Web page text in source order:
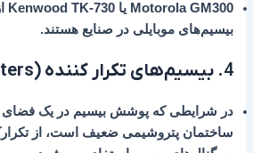
Motorola GM300 یاKenwood TK-730
بیسیم‌های موبایلی در صنایع هستند.
4. بیسیم‌های تکرار کننده (Repeaters)
در شرایطی که پوشش بیسیم در یک فضای
ساختمان پتروشیمی ضعیف است، از